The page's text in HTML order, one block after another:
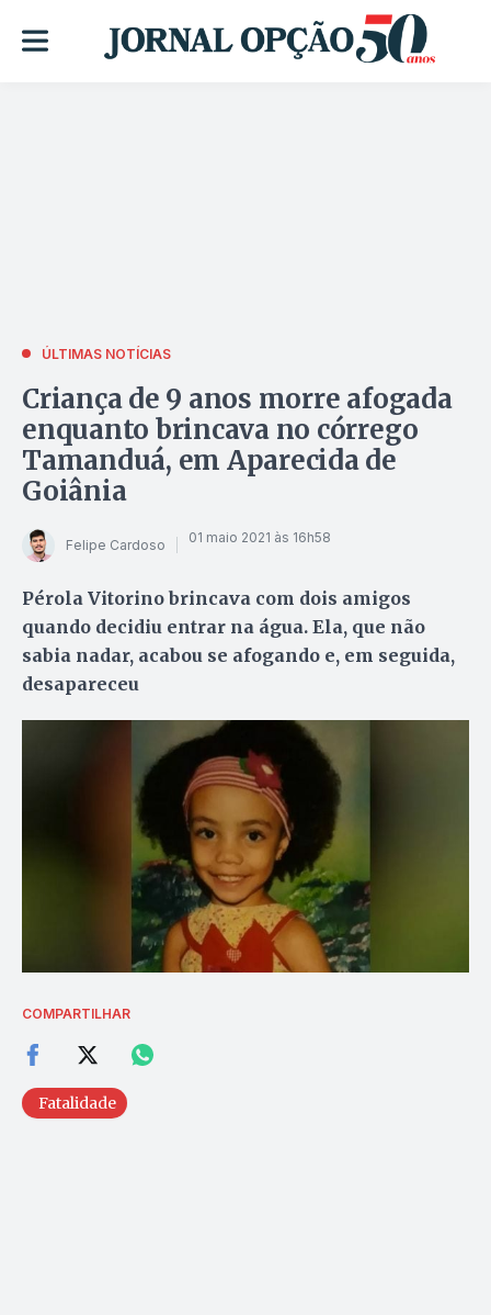
ÚLTIMAS NOTÍCIAS
Criança de 9 anos morre afogada
enquanto brincava no córrego
Tamanduá, em Aparecida de
Goiânia
Felipe Cardoso 01 maio 2021 às 16h58
Pérola Vitorino brincava com dois amigos
quando decidiu entrar na água. Ela, que não
sabia nadar, acabou se afogando e, em seguida,
desapareceu
COMPARTILHAR
Fatalidade